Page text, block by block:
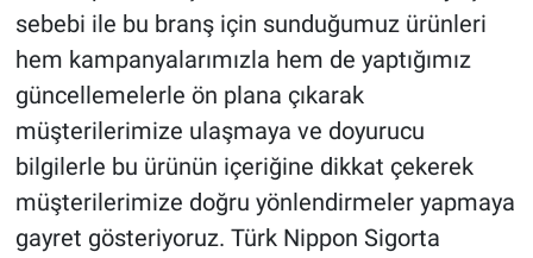
sebebi ile bu branş için sunduğumuz ürünleri
hem kampanyalarımızla hem de yaptığımız
güncellemelerle ön plana çıkarak
müşterilerimize ulaşmaya ve doyurucu
bilgilerle bu ürünün içeriğine dikkat çekerek
müşterilerimize doğru yönlendirmeler yapmaya
gayret gösteriyoruz. Türk Nippon Sigorta